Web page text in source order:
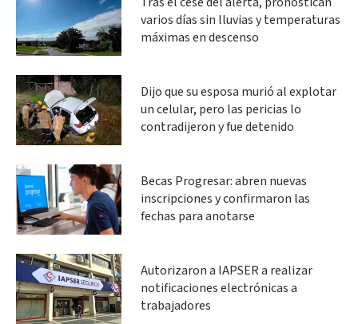
varios días sin lluvias y temperaturas
máximas en descenso
Dijo que su esposa murió al explotar
un celular, pero las pericias lo
contradijeron y fue detenido
Becas Progresar: abren nuevas
inscripciones y confirmaron las
fechas para anotarse
Autorizaron a IAPSER a realizar
notificaciones electrónicas a
trabajadores